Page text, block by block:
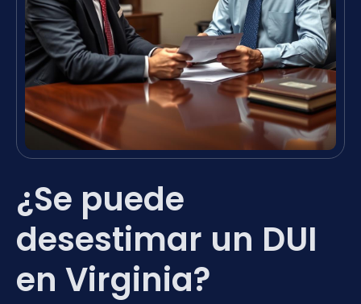
¿Se puede
desestimar un DUI
en Virginia?